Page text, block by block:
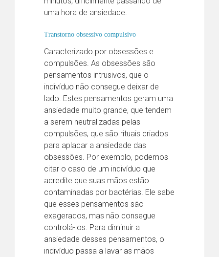
uma hora de ansiedade.
Transtorno obsessivo compulsivo
Caracterizado por obsessões e
compulsões. As obsessões são
pensamentos intrusivos, que o
indivíduo não consegue deixar de
lado. Estes pensamentos geram uma
ansiedade muito grande, que tendem
a serem neutralizadas pelas
compulsões, que são rituais criados
para aplacar a ansiedade das
obsessões. Por exemplo, podemos
citar o caso de um indivíduo que
acredite que suas mãos estão
contaminadas por bactérias. Ele sabe
que esses pensamentos são
exagerados, mas não consegue
controlá-los. Para diminuir a
ansiedade desses pensamentos, o
indivíduo passa a lavar as mãos